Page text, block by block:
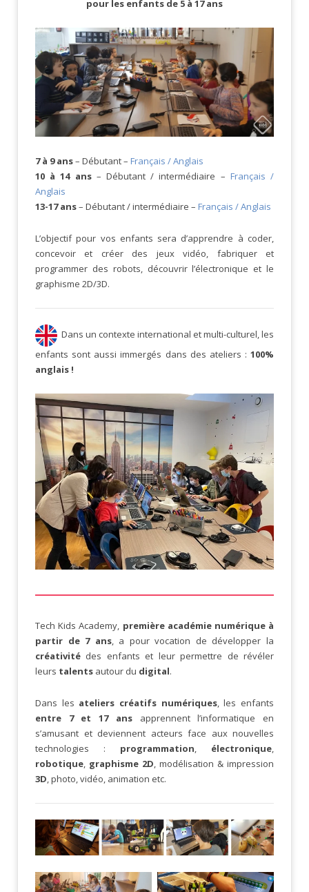
pour les enfants de 5 à 17 ans
7 à 9 ans– Débutant – Français / Anglais
10 à 14 ans– Débutant / intermédiaire – Français /
Anglais
13-17 ans– Débutant / intermédiaire – Français / Anglais
L’objectif pour vos enfants sera d’apprendre à coder,
concevoir et créer des jeux vidéo, fabriquer et
programmer des robots, découvrir l’électronique et le
graphisme 2D/3D.
Dans un contexte international et multi-culturel, les
enfants sont aussi immergés dans des ateliers : 100%
anglais !
Tech Kids Academy, première académie numérique à
partir de 7 ans, a pour vocation de développer la
créativité des enfants et leur permettre de révéler
leurs talents autour du digital.
Dans les ateliers créatifs numériques, les enfants
entre 7 et 17 ansapprennent l’informatique en
s’amusant et deviennent acteurs face aux nouvelles
technologies : programmation, électronique,
robotique, graphisme 2D, modélisation & impression
3D, photo, vidéo, animation etc.